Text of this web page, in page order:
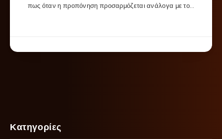
πως όταν η προπόνηση προσαρμόζεται ανάλογα με το…
Κατηγορίες